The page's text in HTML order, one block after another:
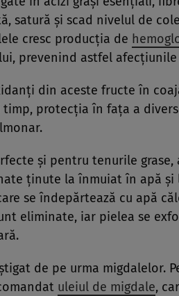
satură şi scad nivelul de
cresc producția de
prevenind astfel
din aceste fructe în
timp, protecţia în faţa a
şi pentru tenurile grase,
ţinute la înmuiat în apă şi
se îndepărtează cu apă
eliminate, iar pielea se
de pe urma migdalelor.
uleiul de migdale,